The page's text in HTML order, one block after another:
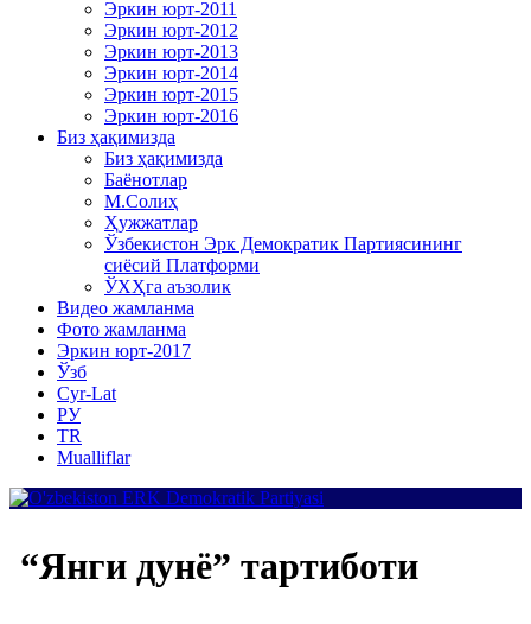
Эркин юрт-2011
Эркин юрт-2012
Эркин юрт-2013
Эркин юрт-2014
Эркин юрт-2015
Эркин юрт-2016
Биз ҳақимизда
Биз ҳақимизда
Баёнотлар
М.Солиҳ
Ҳужжатлар
Ўзбекистон Эрк Демократик Партиясининг
сиёсий Платформи
ЎХҲга аъзолик
Видео жамланма
Фото жамланма
Эркин юрт-2017
Ўзб
Cyr-Lat
РУ
TR
Mualliflar
“Янги дунё” тартиботи